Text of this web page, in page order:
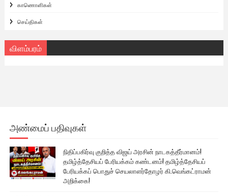
காணொளிகள்
செய்திகள்
விளம்பரம்
அண்மைப் பதிவுகள்
நிதிப்பகிர்வு குறித்த விஜய் அரசின் நாடகத்தீர்மானம்!
தமிழ்த்தேசியப் பேரியக்கம் கண்டனம்! தமிழ்த்தேசியப்
பேரியக்கப் பொதுச் செயலாளர்தோழர் கி.வெங்கட்ராமன்
அறிக்கை!